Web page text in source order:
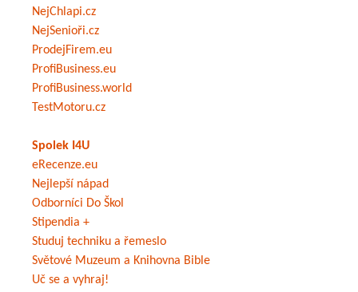
NejChlapi.cz
NejSenioři.cz
ProdejFirem.eu
ProfiBusiness.eu
ProfiBusiness.world
TestMotoru.cz
Spolek I4U
eRecenze.eu
Nejlepší nápad
Odborníci Do Škol
Stipendia +
Studuj techniku a řemeslo
Světové Muzeum a Knihovna Bible
Uč se a vyhraj!